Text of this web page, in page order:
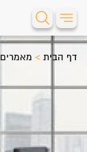
דף הבית > מאמרים